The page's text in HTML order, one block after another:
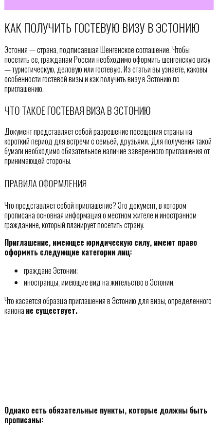
КАК ПОЛУЧИТЬ ГОСТЕВУЮ ВИЗУ В ЭСТОНИЮ
Эстония — страна, подписавшая Шенгенское соглашение. Чтобы
посетить ее, гражданам России необходимо оформить шенгенскую визу
— туристическую, деловую или гостевую. Из статьи вы узнаете, каковы
особенности гостевой визы и как получить визу в Эстонию по
приглашению.
ЧТО ТАКОЕ ГОСТЕВАЯ ВИЗА В ЭСТОНИЮ
Документ представляет собой разрешение посещения страны на
короткий период для встречи с семьей, друзьями. Для получения такой
бумаги необходимо обязательное наличие заверенного приглашения от
принимающей стороны.
ПРАВИЛА ОФОРМЛЕНИЯ
Что представляет собой приглашение? Это документ, в котором
прописана основная информация о местном жителе и иностранном
гражданине, который планирует посетить страну.
Приглашение, имеющее юридическую силу, имеют право
оформить следующие категории лиц:
граждане Эстонии;
иностранцы, имеющие вид на жительство в Эстонии.
Что касается образца приглашения в Эстонию для визы, определенного
канона не существует.
Однако есть обязательные пункты, которые должны быть
прописаны: